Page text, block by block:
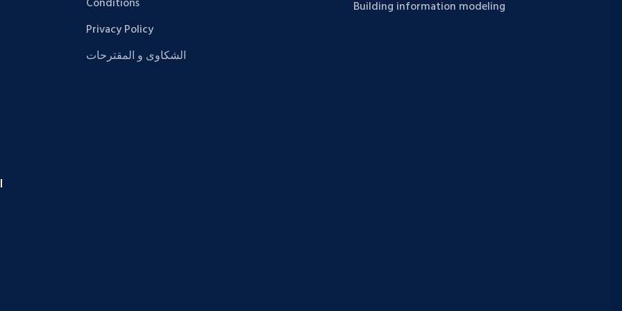
Conditions
Privacy Policy
الشكاوى و المقترحات
Building information modeling